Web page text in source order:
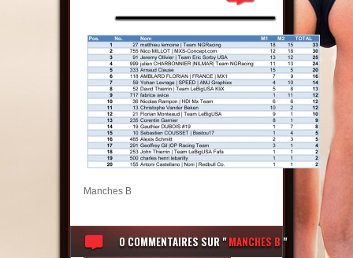
Manches B
0 COMMENTAIRESSUR "MANCHES B "